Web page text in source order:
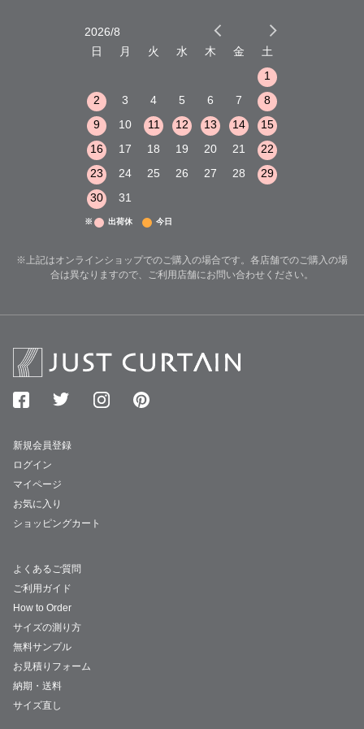
2026/8
日
月 火 水 木 金
土
1
2
3 4 5 6 7
8
9
10 11 12 13 14
15
16
17 18 19 20 21
22
23
24 25 26 27 28
29
30
31
※ 出荷休 今日
※上記はオンラインショップでのご購入の場合です。各店舗でのご購入の場
合は異なりますので、ご利用店舗にお問い合わせください。
新規会員登録
ログイン
マイページ
お気に入り
ショッピングカート
よくあるご質問
ご利用ガイド
How to Order
サイズの測り方
無料サンプル
お見積りフォーム
納期・送料
サイズ直し